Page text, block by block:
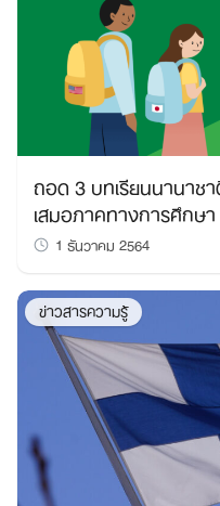
Search
ถอด 3 บทเรียนนานาช
เสมอภาคทางการศึกษา
1 ธันวาคม 2564
ข่าวสารความรู้